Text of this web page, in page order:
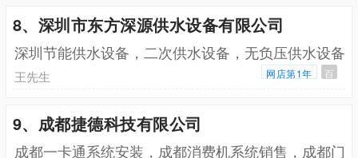
8、深圳市东方深源供水设备有限公司
深圳节能供水设备，二次供水设备，无负压供水设备
王先生 网店第1年 百
9、成都捷德科技有限公司
成都一卡通系统安装，成都消费机系统销售，成都门